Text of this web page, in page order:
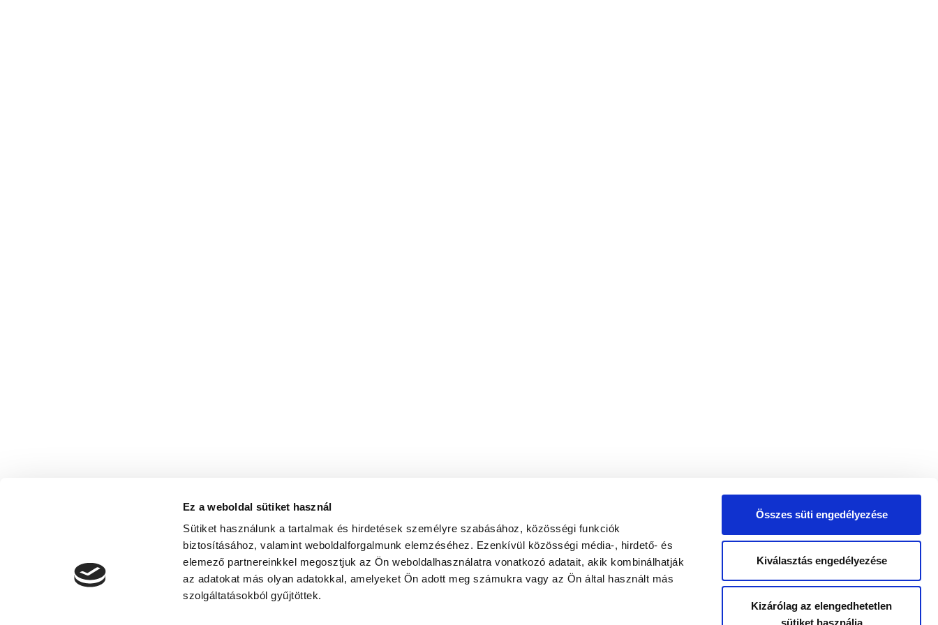
Ez a weboldal sütiket használ
Sütiket használunk a tartalmak és hirdetések személyre szabásához, közösségi funkciók
biztosításához, valamint weboldalforgalmunk elemzéséhez. Ezenkívül közösségi média-, hirdető- és
elemező partnereinkkel megosztjuk az Ön weboldalhasználatra vonatkozó adatait, akik kombinálhatják
az adatokat más olyan adatokkal, amelyeket Ön adott meg számukra vagy az Ön által használt más
szolgáltatásokból gyűjtöttek.
Összes süti engedélyezése
Kiválasztás engedélyezése
Kizárólag az elengedhetetlen
sütiket használja